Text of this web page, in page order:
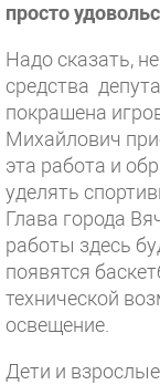
просто
Надо сказать,
средства
покрашена
Михайлович
эта работа и
уделять
Глава города
работы здесь
появятся
технической
освещение.
Дети и